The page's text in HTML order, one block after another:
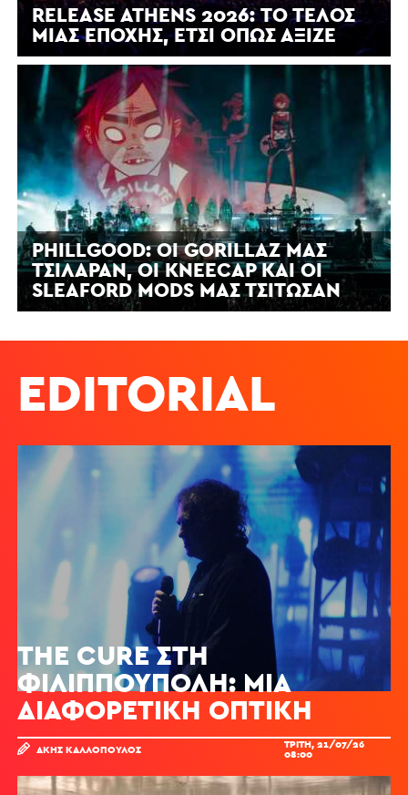
RELEASE ATHENS 2026: ΤΟ ΤΈΛΟΣ
ΜΙΑΣ ΕΠΟΧΉΣ, ΈΤΣΙ ΌΠΩΣ ΆΞΙΖΕ
PHILLGOOD: ΟΙ GORILLAZ ΜΆΣ
ΤΣΊΛΑΡΑΝ, ΟΙ KNEECAP ΚΑΙ ΟΙ
SLEAFORD MODS ΜΆΣ ΤΣΊΤΩΣΑΝ
EDITORIAL
THE CURE ΣΤΗ
ΦΙΛΙΠΠΟΎΠΟΛΗ: ΜΙΑ
ΔΙΑΦΟΡΕΤΙΚΉ ΟΠΤΙΚΉ
ΆΚΗΣ ΚΑΛΛΌΠΟΥΛΟΣ ΤΡΊΤΗ, 21/07/26
08:00